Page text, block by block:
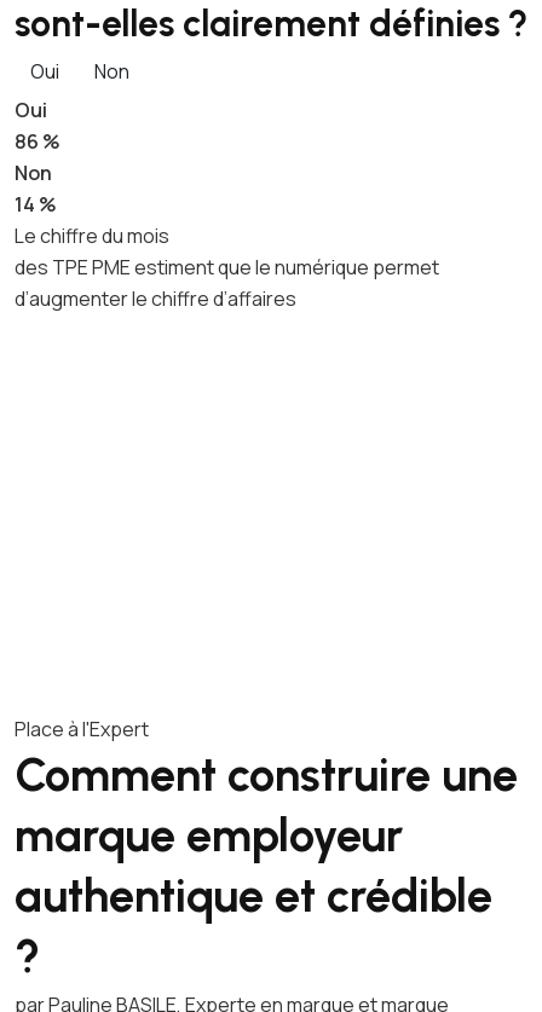
sont-elles clairement définies ?
Oui
Non
Oui
86 %
Non
14 %
Le chiffre du mois
des TPE PME estiment que le numérique permet
d’augmenter le chiffre d’affaires
Place à l'Expert
Comment construire une
marque employeur
authentique et crédible
?
par Pauline BASILE, Experte en marque et marque